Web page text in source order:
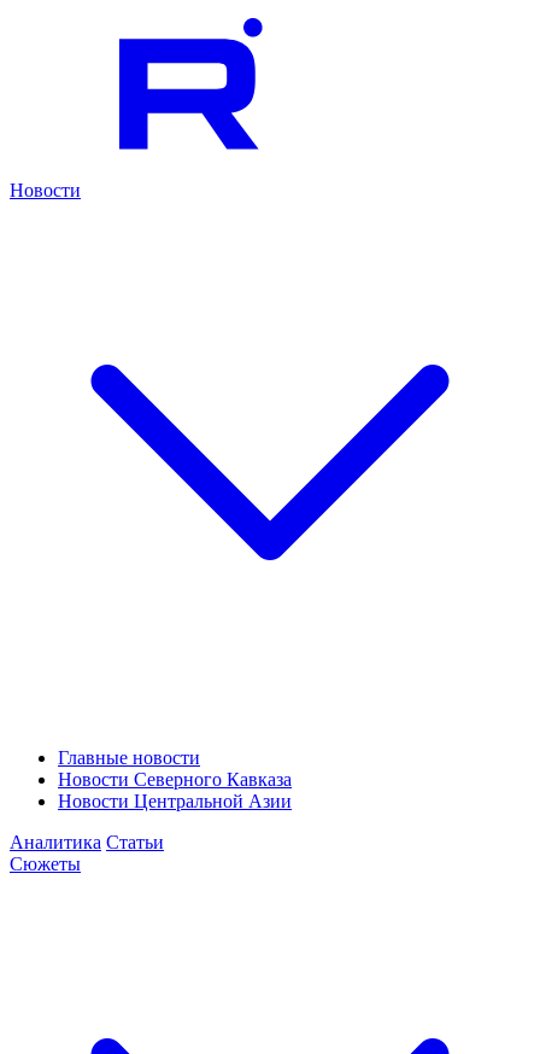
Новости
Главные новости
Новости Северного Кавказа
Новости Центральной Азии
Аналитика Статьи
Сюжеты